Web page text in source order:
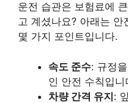
운전 습관은 보험료에
고 계셨나요? 아래는
몇 가지 포인트입니다.
속도 준수: 규정
인 안전 수칙입니
차량 간격 유지: